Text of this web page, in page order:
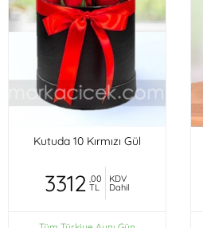
Kutuda 10 Kırmızı Gül
3312 ,00
TL
KDV
Dahil